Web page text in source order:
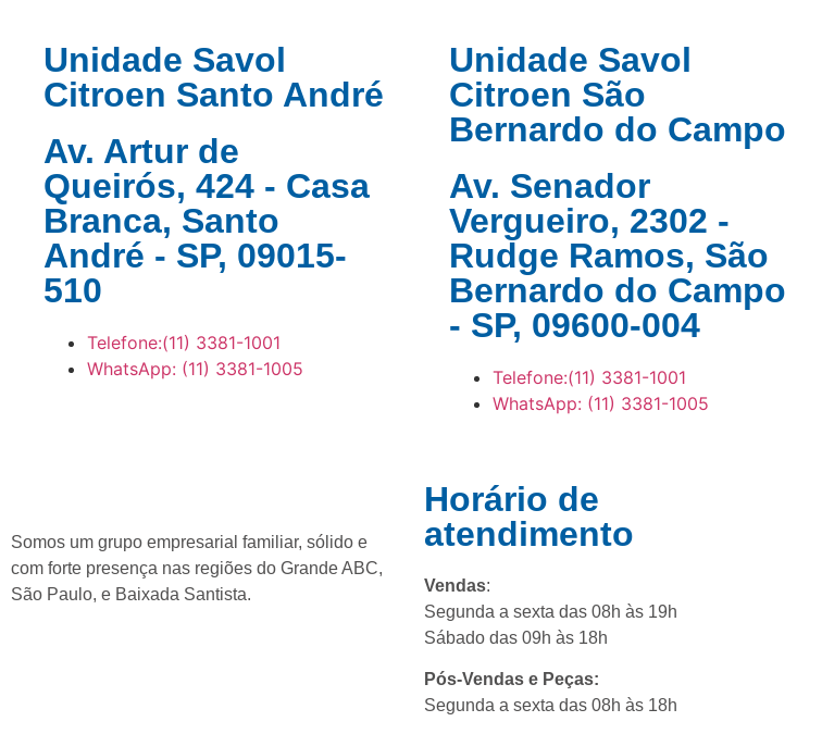
Unidade Savol
Citroen Santo André
Av. Artur de
Queirós, 424 - Casa
Branca, Santo
André - SP, 09015-
510
Telefone:(11) 3381-1001
WhatsApp: (11) 3381-1005
Unidade Savol
Citroen São
Bernardo do Campo
Av. Senador
Vergueiro, 2302 -
Rudge Ramos, São
Bernardo do Campo
- SP, 09600-004
Telefone:(11) 3381-1001
WhatsApp: (11) 3381-1005
Somos um grupo empresarial familiar, sólido e
com forte presença nas regiões do Grande ABC,
São Paulo, e Baixada Santista.
Horário de
atendimento
Vendas:
Segunda a sexta das 08h às 19h
Sábado das 09h às 18h
Pós-Vendas e Peças:
Segunda a sexta das 08h às 18h